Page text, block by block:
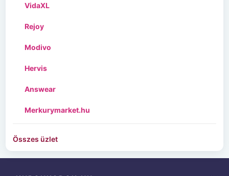
VidaXL
Rejoy
Modivo
Hervis
Answear
Merkurymarket.hu
Összes üzlet